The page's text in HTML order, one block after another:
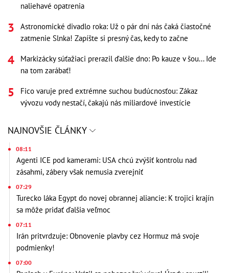
naliehavé opatrenia
Astronomické divadlo roka: Už o pár dní nás čaká čiastočné
zatmenie Slnka! Zapíšte si presný čas, kedy to začne
Markizácky súťažiaci prerazil ďalšie dno: Po kauze v šou... Ide
na tom zarábať!
Fico varuje pred extrémne suchou budúcnosťou: Zákaz
vývozu vody nestačí, čakajú nás miliardové investície
NAJNOVŠIE ČLÁNKY
08:11
Agenti ICE pod kamerami: USA chcú zvýšiť kontrolu nad
zásahmi, zábery však nemusia zverejniť
07:29
Turecko láka Egypt do novej obrannej aliancie: K trojici krajín
sa môže pridať ďalšia veľmoc
07:11
Irán pritvrdzuje: Obnovenie plavby cez Hormuz má svoje
podmienky!
07:00